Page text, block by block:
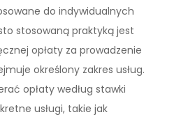
do indywidualnych
stosowaną praktyką jest
opłaty za prowadzenie
określony zakres usług.
opłaty według stawki
usługi, takie jak